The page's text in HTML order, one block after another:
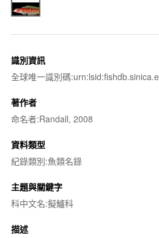
識別資訊
全球唯一識別碼
著作者
命名者:Randall, 2008
資料類型
紀錄類別:魚類名錄
主題與關鍵字
科中文名:擬鱸科
描述